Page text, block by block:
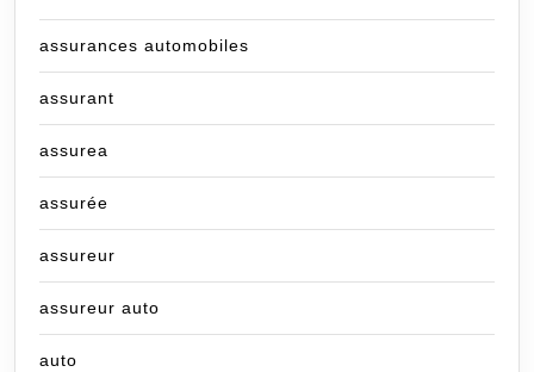
assurances automobiles
assurant
assurea
assurée
assureur
assureur auto
auto